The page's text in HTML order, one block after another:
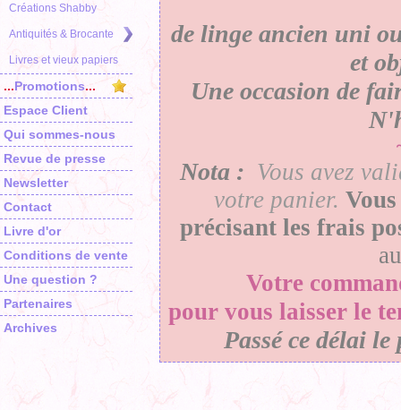
Créations Shabby
Antiquités & Brocante
Livres et vieux papiers
...Promotions...
Espace Client
Qui sommes-nous
Revue de presse
Newsletter
Contact
Livre d'or
Conditions de vente
Une question ?
Partenaires
Archives
de linge ancien uni
et
Une occasion de
Nota : Vous avez
votre panier.
précisant les frais
Votre
pour vous laisser le
Passé ce délai